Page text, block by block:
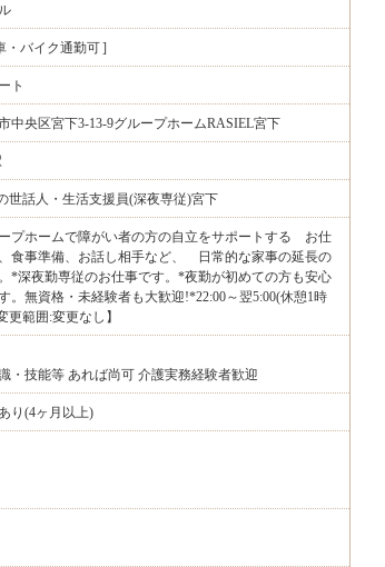
・バイク通勤可
ト
中央区宮下3-13-9グループホームRASIEL宮下
世話人・生活支援員(深夜専従)宮下
プホームで障がい者の方の自立をサポートする お仕
食事準備、お話し相手など、 日常的な家事の延長の
*深夜勤専従のお仕事です。*夜勤が初めての方も安心
。無資格・未経験者も大歓迎!*22:00～翌5:00(休憩1時
更範囲:変更なし】
・技能等 あれば尚可 介護実務経験者歓迎
り(4ヶ月以上)